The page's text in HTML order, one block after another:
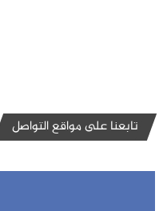
تابعنا على مواقع التواصل